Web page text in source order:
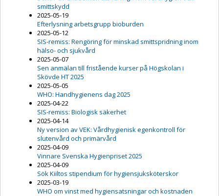
smittskydd
2025-05-19
Efterlysning arbetsgrupp bioburden
2025-05-12
SIS-remiss: Rengöring för minskad smittspridning inom
hälso- och sjukvård
2025-05-07
Sen anmälan till fristående kurser på Högskolan i
Skövde HT 2025
2025-05-05
WHO: Handhygienens dag 2025
2025-04-22
SIS-remiss: Biologisk säkerhet
2025-04-14
Ny version av VEK: Vårdhygienisk egenkontroll för
slutenvård och primärvård
2025-04-09
Vinnare Svenska Hygienpriset 2025
2025-04-09
Sök Kiiltos stipendium för hygiensjuksköterskor
2025-03-19
WHO om vinst med hygiensatsningar och kostnaden